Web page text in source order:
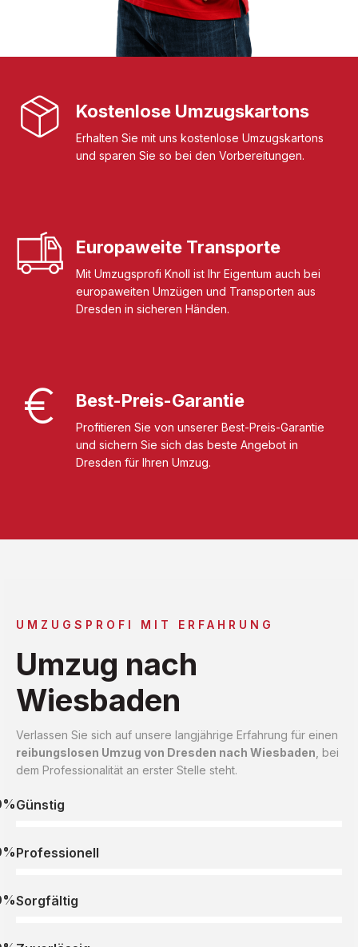
Kostenlose Umzugskartons
Erhalten Sie mit uns kostenlose Umzugskartons
und sparen Sie so bei den Vorbereitungen.
Europaweite Transporte
Mit Umzugsprofi Knoll ist Ihr Eigentum auch bei
europaweiten Umzügen und Transporten aus
Dresden in sicheren Händen.
Best-Preis-Garantie
Profitieren Sie von unserer Best-Preis-Garantie
und sichern Sie sich das beste Angebot in
Dresden für Ihren Umzug.
UMZUGSPROFI MIT ERFAHRUNG
Umzug nach
Wiesbaden
Verlassen Sie sich auf unsere langjährige Erfahrung für einen
reibungslosen Umzug von Dresden nach Wiesbaden , bei
dem Professionalität an erster Stelle steht.
Günstig
Professionell
Sorgfältig